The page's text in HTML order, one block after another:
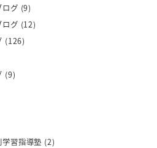
ログ (9)
ログ (12)
(126)
(9)
習指導塾 (2)